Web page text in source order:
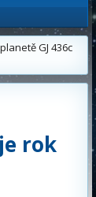
GJ 436c
rok